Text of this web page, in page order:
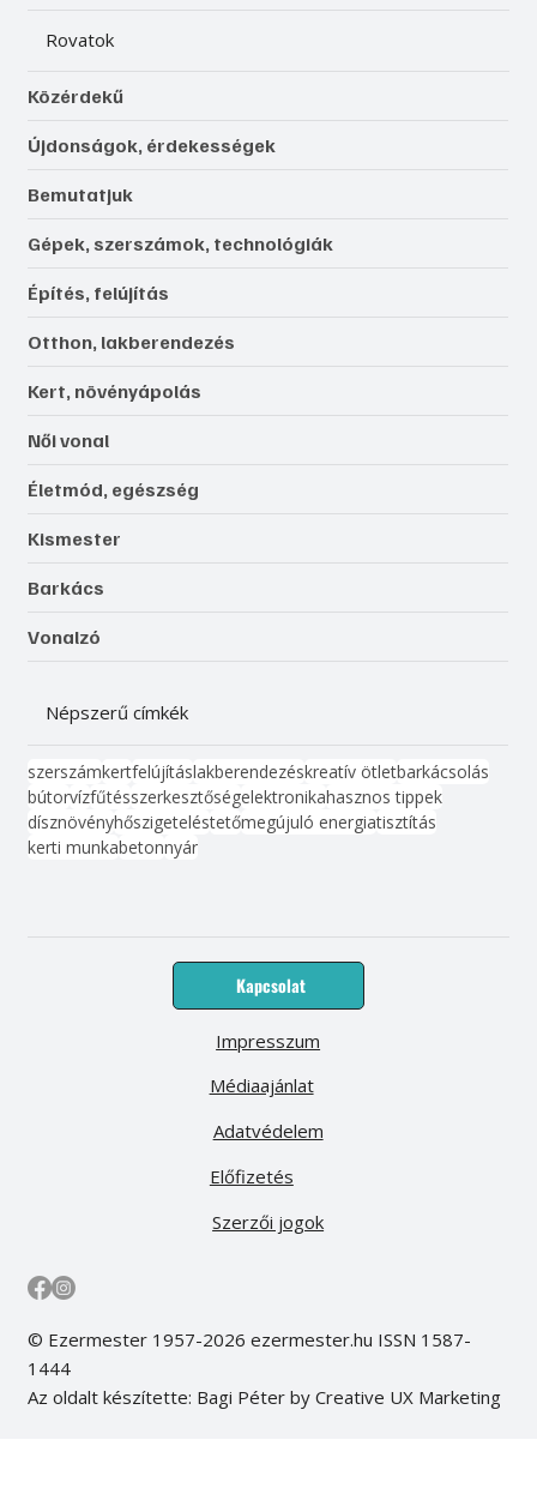
Rovatok
Közérdekű
Újdonságok, érdekességek
Bemutatjuk
Gépek, szerszámok, technológiák
Építés, felújítás
Otthon, lakberendezés
Kert, növényápolás
Női vonal
Életmód, egészség
Kismester
Barkács
Vonalzó
Népszerű címkék
szerszámkertfelújításlakberendezéskreatív ötletbarkácsolás
bútorvízfűtésszerkesztőségelektronikahasznos tippek
dísznövényhőszigeteléstetőmegújuló energiatisztítás
kerti munkabetonnyár
Kapcsolat
Médiaajánlat
Előfizetés
Impresszum
Adatvédelem
Szerzői jogok
© Ezermester 1957-2026 ezermester.hu ISSN 1587-
1444
Az oldalt készítette: Bagi Péter by Creative UX Marketing